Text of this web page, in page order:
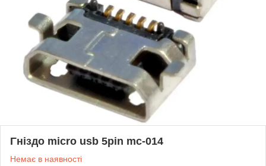
Γніздо miϲro usb 5pin mc-014
Немає в наявності